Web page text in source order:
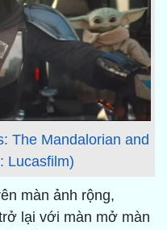
The Mandalorian and
Lucasfilm)
màn ảnh rộng,
lại với màn mở màn